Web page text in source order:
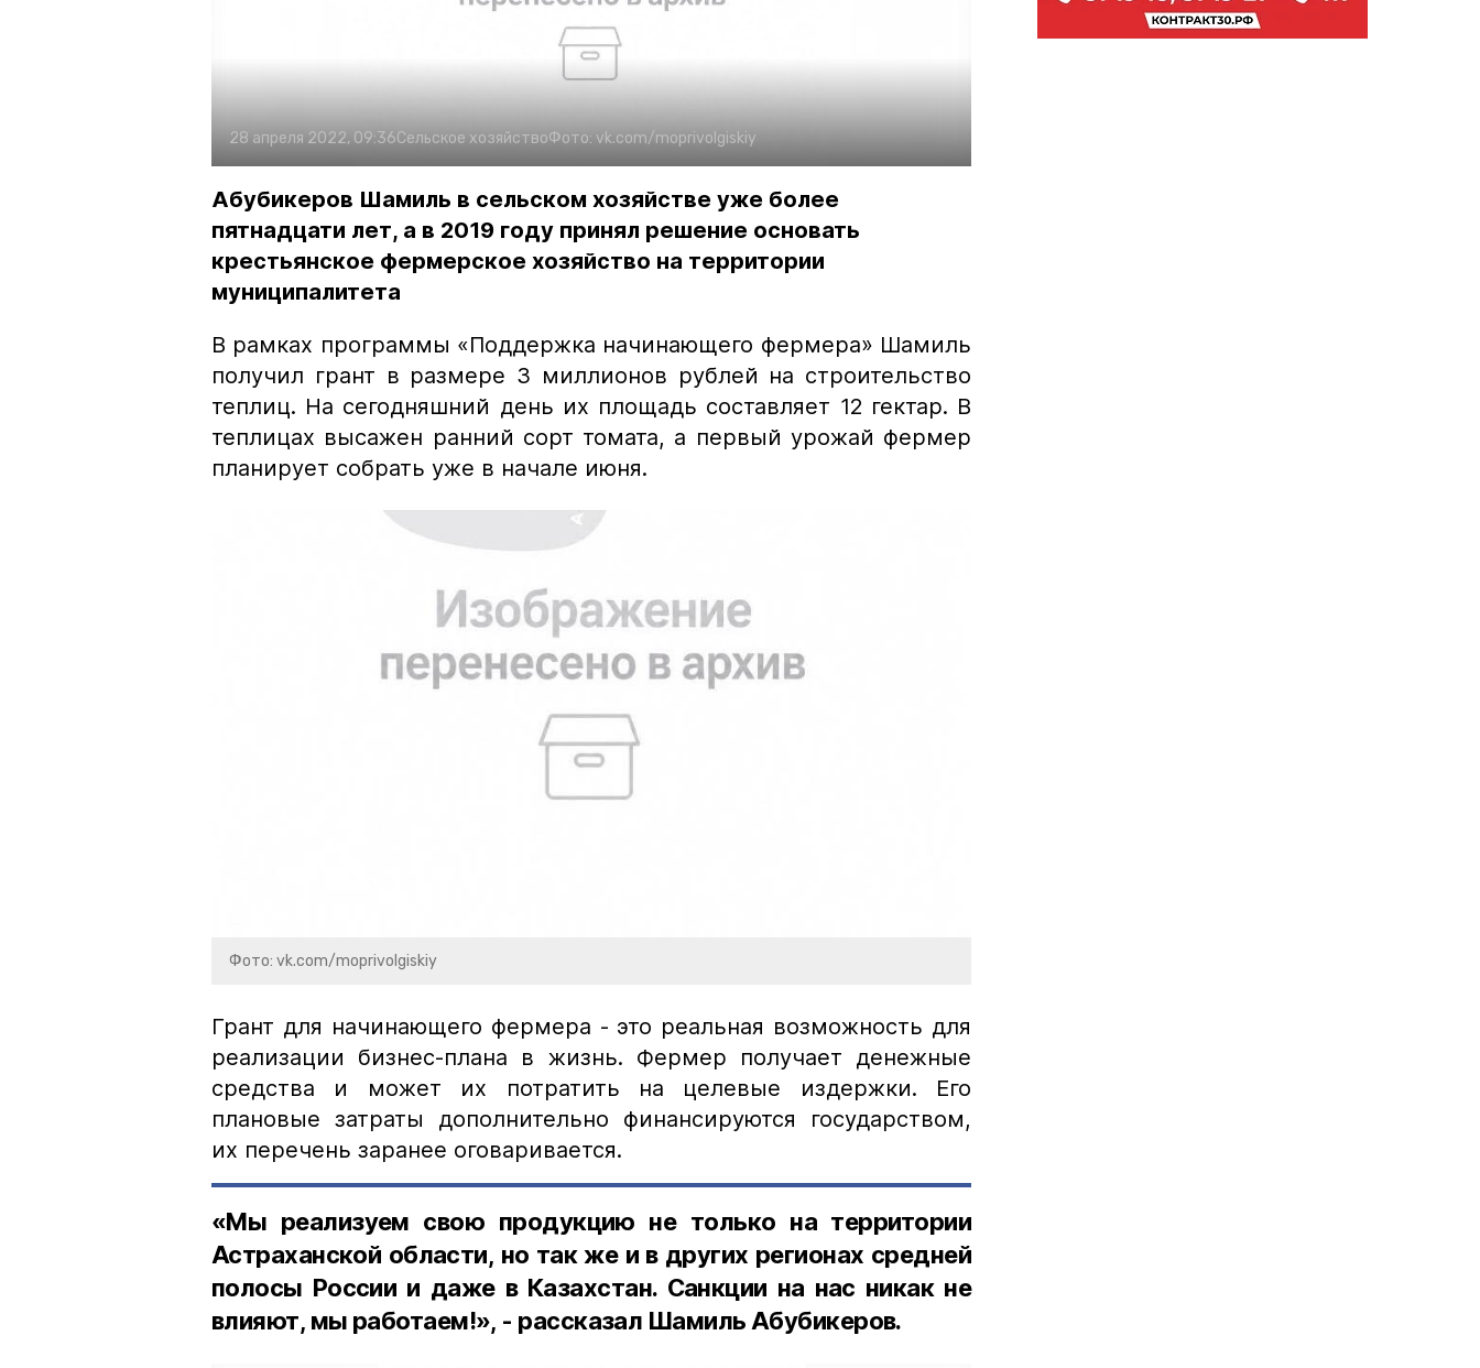
28 апреля 2022, 09:36Сельское хозяйствоФото: vk.com/moprivolgiskiy
Абубикеров Шамиль в сельском хозяйстве уже более
пятнадцати лет, а в 2019 году принял решение основать
крестьянское фермерское хозяйство на территории
муниципалитета
В рамках программы «Поддержка начинающего фермера» Шамиль
получил грант в размере 3 миллионов рублей на строительство
теплиц. На сегодняшний день их площадь составляет 12 гектар. В
теплицах высажен ранний сорт томата, а первый урожай фермер
планирует собрать уже в начале июня.
Фото: vk.com/moprivolgiskiy
Грант для начинающего фермера - это реальная возможность для
реализации бизнес-плана в жизнь. Фермер получает денежные
средства и может их потратить на целевые издержки. Его
плановые затраты дополнительно финансируются государством,
их перечень заранее оговаривается.
«Мы реализуем свою продукцию не только на территории
Астраханской области, но так же и в других регионах средней
полосы России и даже в Казахстан. Санкции на нас никак не
влияют, мы работаем!», - рассказал Шамиль Абубикеров.